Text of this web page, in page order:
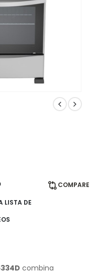
LISTA DE
COMPARE
combina